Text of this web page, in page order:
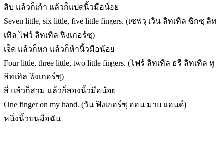
สิบ แล้วก็เก้า แล้วก็แปดนิ้วมือน้อย
Seven little, six little, five little fingers. (เซฟวฺ เวิน ลิทเทิล ซิกซฺ ลิท
เทิล ไฟว์ ลิทเทิล ฟิงเกอร์ซฺ)
เจ็ด แล้วก็หก แล้วก็ห้านิ้วมือน้อย
Four little, three little, two little fingers. (โฟร์ ลิทเทิล ธรี ลิทเทิล ทู
ลิทเทิล ฟิงเกอร์ซฺ)
สี่ แล้วก็สาม แล้วก็สองนิ้วมือน้อย
One finger on my hand. (วัน ฟิงเกอร์ซฺ ออน มาย แฮนด์)
หนึ่งนิ้วบนมือฉัน